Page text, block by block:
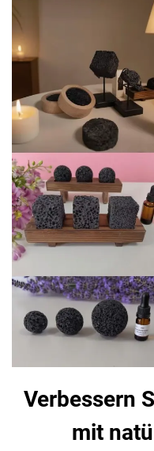
Verbessern
mit